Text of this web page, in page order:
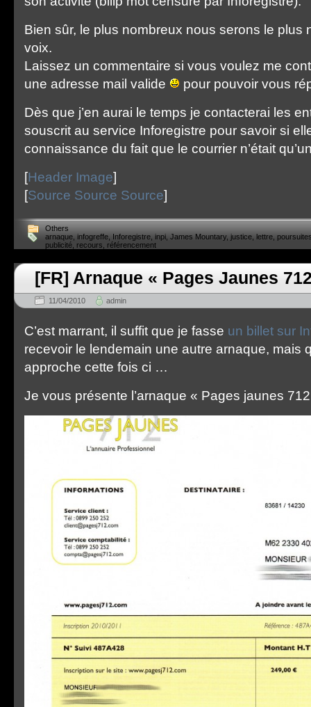
Bien sûr, le plus nombreux nous serons le plus
voix.
Laissez un commentaire si vous voulez me
une adresse mail valide
pour pouvoir vous
Dès que j’en aurai le temps je contacterai les
souscrit au service Inforegistre pour savoir si
connaissance du fait que le courrier n’était
[Header Image]
[Source Source Source]
Others
arnaque infogreffe Inforegistre inpi James Mountary, justice lettre
publicité recours référencement
[FR] Arnaque « Pages Jaunes
11/04/2010 admin
C’est marrant, il suffit que je fasse un billet sur
recevoir le lendemain une autre arnaque, mais
approche cette fois ci …
Je vous présente l’arnaque « Pages jaunes